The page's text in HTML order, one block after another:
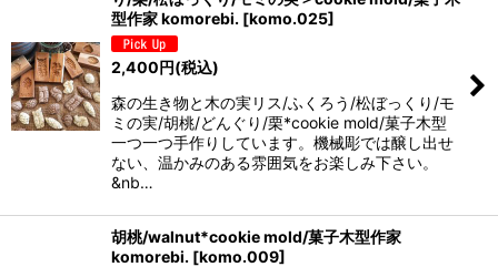
型作家 komorebi. [komo.025]
2,400円(税込)
森の生き物と木の実リス/ふくろう/松ぼっくり/モ
ミの実/胡桃/どんぐり/栗*cookie mold/菓子木型
一つ一つ手作りしています。機械彫では醸し出せ
ない、温かみのある雰囲気をお楽しみ下さい。
&nb…
胡桃/walnut*cookie mold/菓子木型作家
komorebi. [komo.009]